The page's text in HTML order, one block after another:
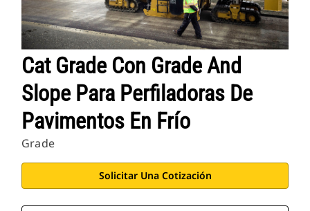
Cat Grade Con Grade And
Slope Para Perfiladoras De
Pavimentos En Frío
Grade
Solicitar Una Cotización